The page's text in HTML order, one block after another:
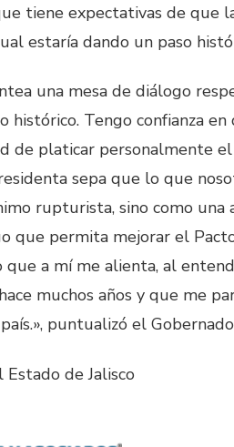
tiene expectativas de que
estaría dando un paso
una mesa de diálogo
histórico. Tengo confianza
de platicar personalmente
sepa que lo que
rupturista, sino como
que permita mejorar el
a mí me alienta, al
muchos años y que me
puntualizó el
de Jalisco